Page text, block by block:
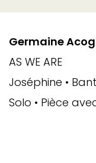
Germaine
AS WE ARE
Joséphine •
Solo • Pièce